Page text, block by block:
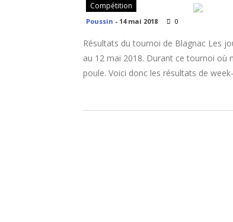
Compétition
Poussin - 14 mai 2018 0
Résultats du tournoi de Blagnac Les
au 12 mai 2018. Durant ce tournoi où
poule. Voici donc les résultats de